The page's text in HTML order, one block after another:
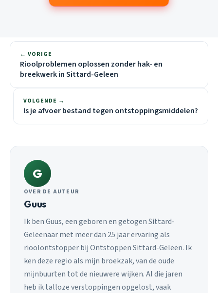
← VORIGE
Rioolproblemen oplossen zonder hak- en
breekwerk in Sittard-Geleen
VOLGENDE →
Is je afvoer bestand tegen ontstoppingsmiddelen?
G
OVER DE AUTEUR
Guus
Ik ben Guus, een geboren en getogen Sittard-
Geleenaar met meer dan 25 jaar ervaring als
rioolontstopper bij Ontstoppen Sittard-Geleen. Ik
ken deze regio als mijn broekzak, van de oude
mijnbuurten tot de nieuwere wijken. Al die jaren
heb ik talloze verstoppingen opgelost, vaak